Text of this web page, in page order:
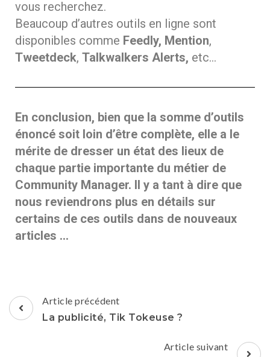
vous recherchez.
Beaucoup d’autres outils en ligne sont
disponibles comme Feedly, Mention,
Tweetdeck, Talkwalkers Alerts, etc…
En conclusion, bien que la somme d’outils
énoncé soit loin d’être complète, elle a le
mérite de dresser un état des lieux de
chaque partie importante du métier de
Community Manager. Il y a tant à dire que
nous reviendrons plus en détails sur
certains de ces outils dans de nouveaux
articles …
Article précédent
La publicité, Tik Tokeuse ?
Article suivant